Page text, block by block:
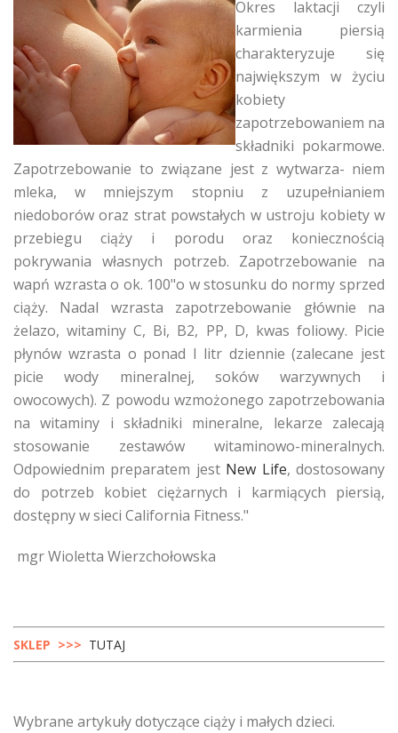
Okres laktacji czyli
karmienia piersią
charakteryzuje się
największym w życiu
kobiety
zapotrzebowaniem na
składniki pokarmowe.
Zapotrzebowanie to związane jest z wytwarza- niem
mleka, w mniejszym stopniu z uzupełnianiem
niedoborów oraz strat powstałych w ustroju kobiety w
przebiegu ciąży i porodu oraz koniecznością
pokrywania własnych potrzeb. Zapotrzebowanie na
wapń wzrasta o ok. 100"o w stosunku do normy sprzed
ciąży. Nadal wzrasta zapotrzebowanie głównie na
żelazo, witaminy C, Bi, B2, PP, D, kwas foliowy. Picie
płynów wzrasta o ponad l litr dziennie (zalecane jest
picie wody mineralnej, soków warzywnych i
owocowych). Z powodu wzmożonego zapotrzebowania
na witaminy i składniki mineralne, lekarze zalecają
stosowanie zestawów witaminowo-mineralnych.
Odpowiednim preparatem jest New Life, dostosowany
do potrzeb kobiet ciężarnych i karmiących piersią,
dostępny w sieci California Fitness."
mgr Wioletta Wierzchołowska
SKLEP >>> TUTAJ
Wybrane artykuły dotyczące ciąży i małych dzieci.